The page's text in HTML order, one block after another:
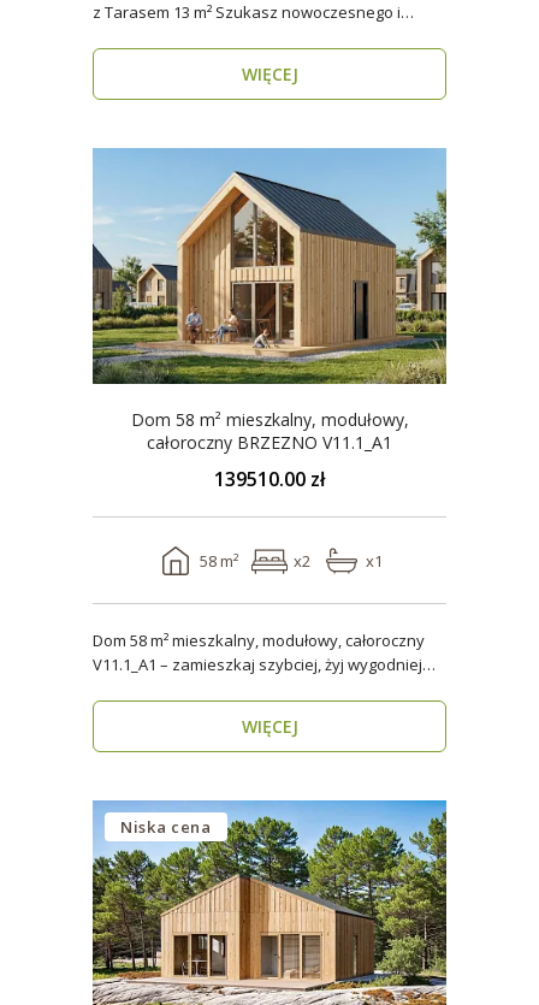
z Tarasem 13 m² Szukasz nowoczesnego i
WIĘCEJ
Dom 58 m² mieszkalny, modułowy,
całoroczny BRZEZNO V11.1_A1
139510.00 zł
58 m² x2 x1
Dom 58 m² mieszkalny, modułowy, całoroczny
V11.1_A1 – zamieszkaj szybciej, żyj wygodniej
WIĘCEJ
Niska cena